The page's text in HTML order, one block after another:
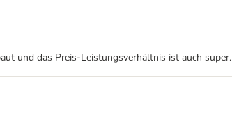
und das Preis-Leistungsverhältnis ist auch